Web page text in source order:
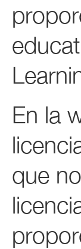
En la
que